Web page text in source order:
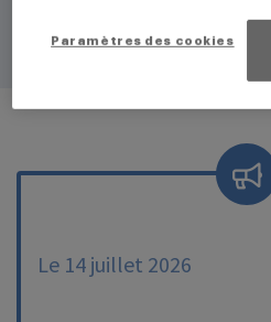
Le 14 juillet 2026
Paramètres des cookies